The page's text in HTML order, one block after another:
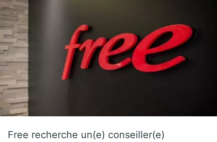
Free recherche un(e) conseiller(e)